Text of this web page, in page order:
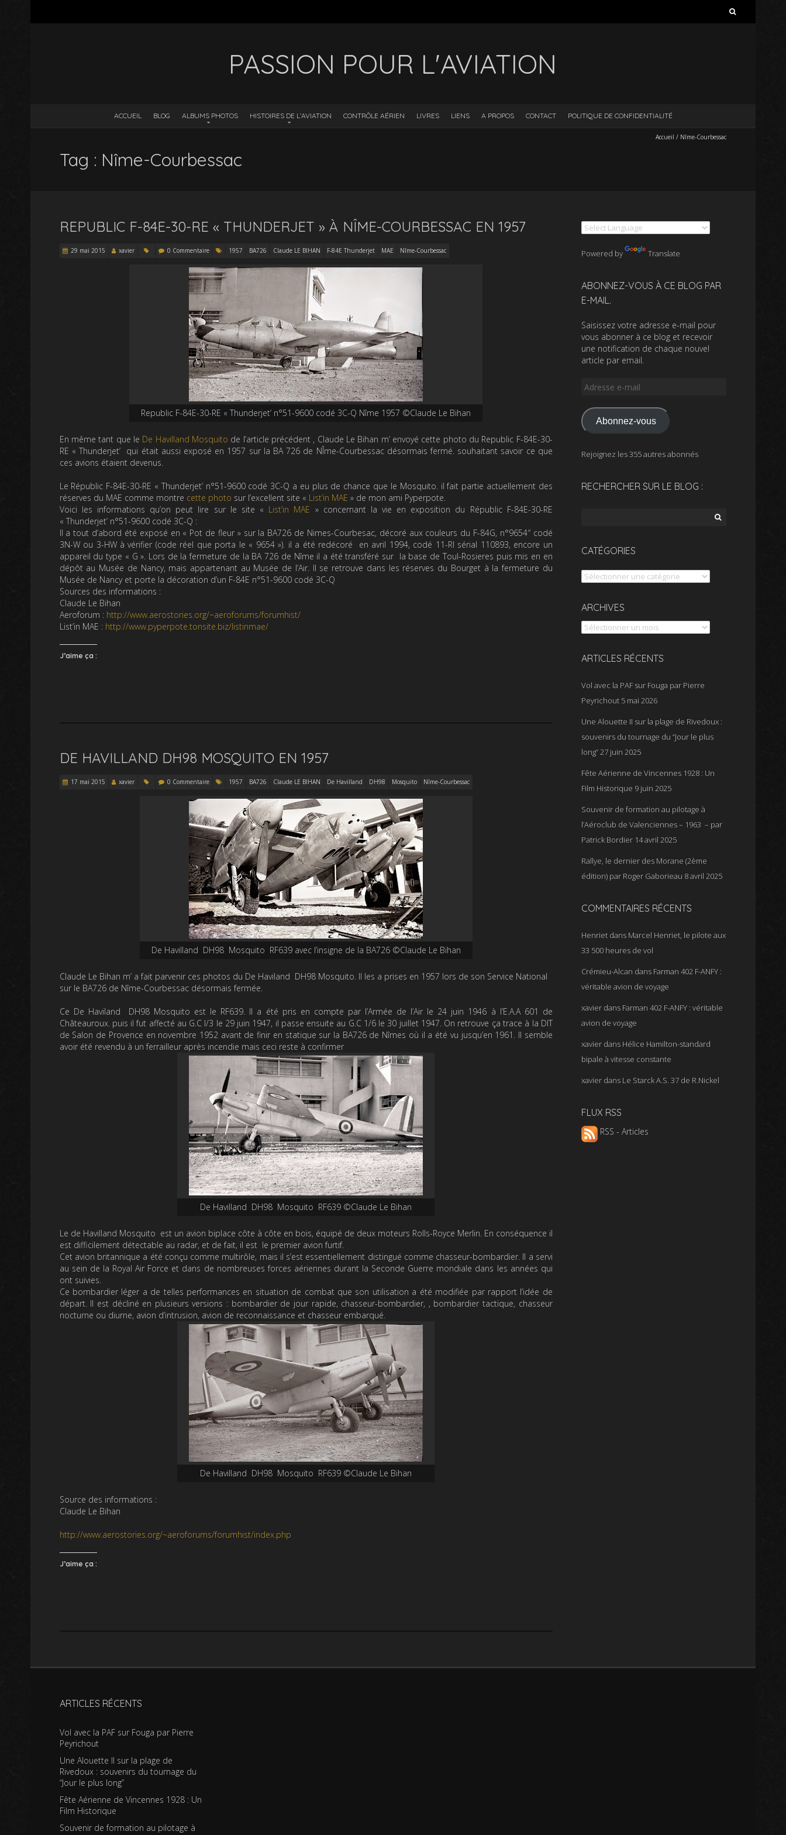
PASSION POUR L'AVIATION
ACCUEIL BLOG ALBUMS PHOTOS HISTOIRES DE L’AVIATION CONTRÔLE AÉRIEN LIVRES LIENS A PROPOS CONTACT POLITIQUE DE CONFIDENTIALITÉ
Accueil / Nîme-Courbessac
Tag : Nîme-Courbessac
REPUBLIC F-84E-30-RE « THUNDERJET » À NÎME-COURBESSAC EN 1957
29 mai 2015 xavier 0 Commentaire 1957 BA726 Claude LE BIHAN F-84E Thunderjet MAE Nîme-Courbessac
Republic F-84E-30-RE « Thunderjet’ n°51-9600 codé 3C-Q Nîme 1957 ©Claude Le Bihan
En même tant que le De Havilland Mosquito de l’article précédent , Claude Le Bihan m’ envoyé cette photo du Republic F-84E-30-
RE « Thunderjet’ qui était aussi exposé en 1957 sur la BA 726 de NÎme-Courbessac désormais fermé. souhaitant savoir ce que
ces avions étaient devenus.
Le Républic F-84E-30-RE « Thunderjet’ n°51-9600 codé 3C-Q a eu plus de chance que le Mosquito. il fait partie actuellement des
réserves du MAE comme montre cette photo sur l’excellent site « List’in MAE » de mon ami Pyperpote.
Voici les informations qu’on peut lire sur le site « List’in MAE » concernant la vie en exposition du Républic F-84E-30-RE
« Thunderjet’ n°51-9600 codé 3C-Q :
Il a tout d’abord été exposé en « Pot de fleur » sur la BA726 de Nimes-Courbesac, décoré aux couleurs du F-84G, n°9654″ codé
3N-W ou 3-HW à vérifier (code réel que porta le « 9654 »). il a été redécoré en avril 1994, codé 11-RI sérial 110893, encore un
appareil du type « G ». Lors de la fermeture de la BA 726 de Nîme il a été transféré sur la base de Toul-Rosieres puis mis en en
dépôt au Musée de Nancy, mais appartenant au Musée de l’Air. Il se retrouve dans les réserves du Bourget à la fermeture du
Musée de Nancy et porte la décoration d’un F-84E n°51-9600 codé 3C-Q
Sources des informations :
Claude Le Bihan
Aeroforum : http://www.aerostories.org/~aeroforums/forumhist/
List’in MAE : http://www.pyperpote.tonsite.biz/listinmae/
J’aime ça :
DE HAVILLAND DH98 MOSQUITO EN 1957
17 mai 2015 xavier 0 Commentaire 1957 BA726 Claude LE BIHAN De Havilland DH98 Mosquito Nîme-Courbessac
De Havilland DH98 Mosquito RF639 avec l’insigne de la BA726 ©Claude Le Bihan
Claude Le Bihan m’ a fait parvenir ces photos du De Haviland DH98 Mosquito. Il les a prises en 1957 lors de son Service National
sur le BA726 de Nîme-Courbessac désormais fermée.
Ce De Haviland DH98 Mosquito est le RF639. Il a été pris en compte par l’Armée de l’Air le 24 juin 1946 à l’E.A.A 601 de
Châteauroux. puis il fut affecté au G.C I/3 le 29 juin 1947, il passe ensuite au G.C 1/6 le 30 juillet 1947. On retrouve ça trace à la DIT
de Salon de Provence en novembre 1952 avant de finir en statique sur la BA726 de Nîmes où il a été vu jusqu’en 1961. Il semble
avoir été revendu à un ferrailleur après incendie mais ceci reste à confirmer
De Havilland DH98 Mosquito RF639 ©Claude Le Bihan
Le de Havilland Mosquito est un avion biplace côte à côte en bois, équipé de deux moteurs Rolls-Royce Merlin. En conséquence il
est difficilement détectable au radar, et de fait, il est le premier avion furtif.
Cet avion britannique a été conçu comme multirôle, mais il s’est essentiellement distingué comme chasseur-bombardier. Il a servi
au sein de la Royal Air Force et dans de nombreuses forces aériennes durant la Seconde Guerre mondiale dans les années qui
ont suivies.
Ce bombardier léger a de telles performances en situation de combat que son utilisation a été modifiée par rapport l’idée de
départ. Il est décliné en plusieurs versions : bombardier de jour rapide, chasseur-bombardier, , bombardier tactique, chasseur
nocturne ou diurne, avion d’intrusion, avion de reconnaissance et chasseur embarqué.
De Havilland DH98 Mosquito RF639 ©Claude Le Bihan
Source des informations :
Claude Le Bihan
http://www.aerostories.org/~aeroforums/forumhist/index.php
J’aime ça :
Powered by Translate
ABONNEZ-VOUS À CE BLOG PAR
E-MAIL.
Saisissez votre adresse e-mail pour
vous abonner à ce blog et recevoir
une notification de chaque nouvel
article par email.
Adresse
mail
Abonnez-vous
Rejoignez les 355 autres abonnés
RECHERCHER SUR LE BLOG :
CATÉGORIES
Catégories
ARCHIVES
Archives
ARTICLES RÉCENTS
Vol avec la PAF sur Fouga par Pierre
Peyrichout 5 mai 2026
Une Alouette II sur la plage de Rivedoux :
souvenirs du tournage du “Jour le plus
long”27 juin 2025
Fête Aérienne de Vincennes 1928 : Un
Film Historique 9 juin 2025
Souvenir de formation au pilotage à
l’Aéroclub de Valenciennes – 1963 – par
Patrick Bordier 14 avril 2025
Rallye, le dernier des Morane (2ème
édition) par Roger Gaborieau 8 avril 2025
COMMENTAIRES RÉCENTS
Henriet dans Marcel Henriet, le pilote aux
33 500 heures de vol
Crémieu-Alcan dans Farman 402 F-ANFY :
véritable avion de voyage
xavier dans Farman 402 F-ANFY : véritable
avion de voyage
xavier dans Hélice Hamilton-standard
bipale à vitesse constante
xavier dans Le Starck A.S. 37 de R.Nickel
FLUX RSS
RSS - Articles
ARTICLES RÉCENTS
Vol avec la PAF sur Fouga par Pierre
Peyrichout
Une Alouette II sur la plage de
Rivedoux : souvenirs du tournage du
“Jour le plus long”
Fête Aérienne de Vincennes 1928 : Un
Film Historique
Souvenir de formation au pilotage à